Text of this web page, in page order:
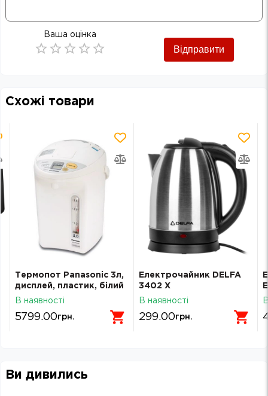
Ваша оцінка
Відправити
Схожі товари
Термопот Panasonic 3л,
дисплей, пластик, білий
В наявності
5799.00грн.
Електрочайник DELFA
3402 X
В наявності
299.00грн.
Ви дивились